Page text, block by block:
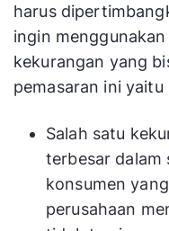
harus
ingin
kekurangan yang
pemasaran ini
Salah satu
terbesar dalam
konsumen
perusahaan